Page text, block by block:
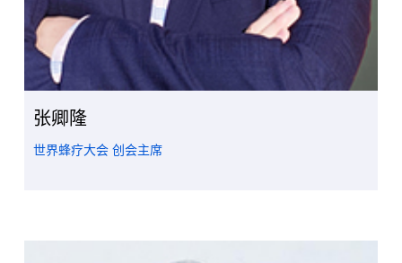
张卿隆
世界蜂疗大会 创会主席